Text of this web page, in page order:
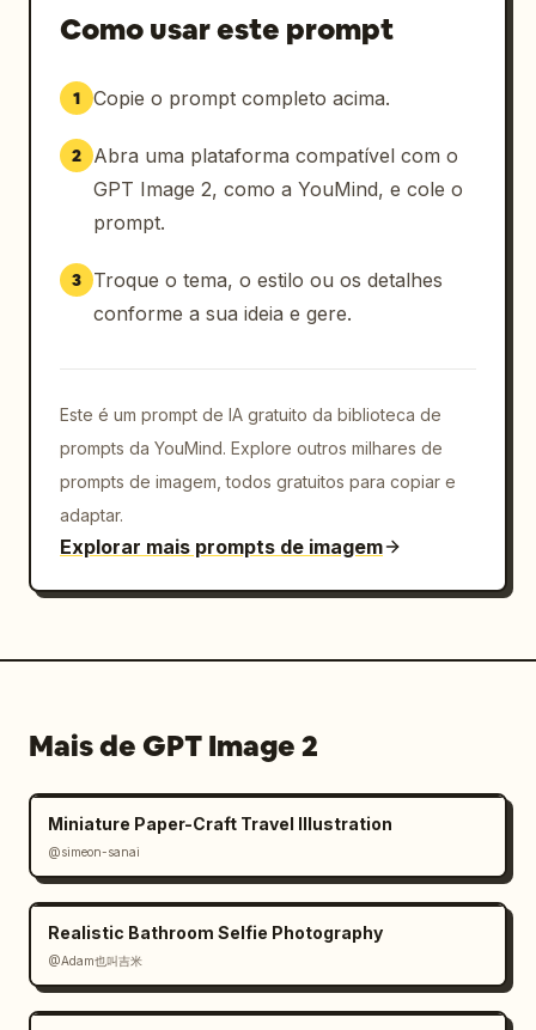
Como usar este prompt
1 Copie o prompt completo acima.
2
Abra uma plataforma compatível com o
GPT Image 2, como a YouMind, e cole o
prompt.
3
Troque o tema, o estilo ou os detalhes
conforme a sua ideia e gere.
Este é um prompt de IA gratuito da biblioteca de
prompts da YouMind. Explore outros milhares de
prompts de imagem, todos gratuitos para copiar e
adaptar.
Explorar mais prompts de imagem
Mais de GPT Image 2
Miniature Paper-Craft Travel Illustration
@simeon-sanai
Realistic Bathroom Selfie Photography
@Adam也叫吉米